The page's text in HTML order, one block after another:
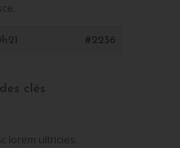
#2236
clés
lorem ultricies.